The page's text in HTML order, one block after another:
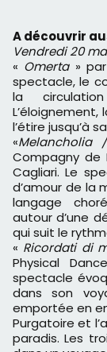
A découvrir
Vendredi 20
« Omerta» par
spectacle, le
la
l’étire jusqu’à
«Melancholia
Compagny de
Cagliari. Le
d’amour de la
langage
autour d’une
qui suit le
« Ricordati di
Physical
spectacle
dans son
emportée en
Purgatoire et
paradis. Les